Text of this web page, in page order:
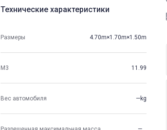
Технические характеристики
Размеры 4.70m×1.70m×1.50m
М3 11.99
Вес автомобиля —kg